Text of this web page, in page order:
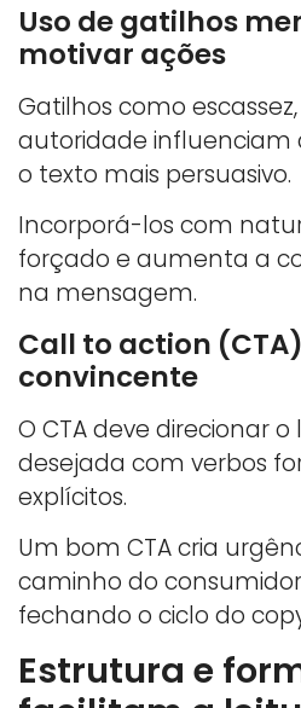
Uso de gatilhos
motivar ações
Gatilhos como
autoridade influenciam
o texto mais persuasivo.
Incorporá-los com
forçado e aumenta a
na mensagem.
Call to action
convincente
O CTA deve direcionar
desejada com verbos
explícitos.
Um bom CTA cria
caminho do
fechando o ciclo do
Estrutura e